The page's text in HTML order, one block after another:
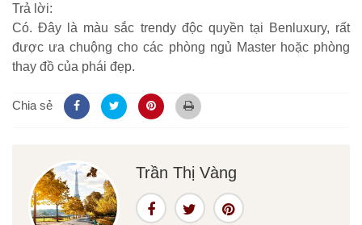
Trả lời:
Có. Đây là màu sắc trendy độc quyền tại Benluxury, rất
được ưa chuộng cho các phòng ngủ Master hoặc phòng
thay đồ của phái đẹp.
Chia sẻ
Trần Thị Vàng